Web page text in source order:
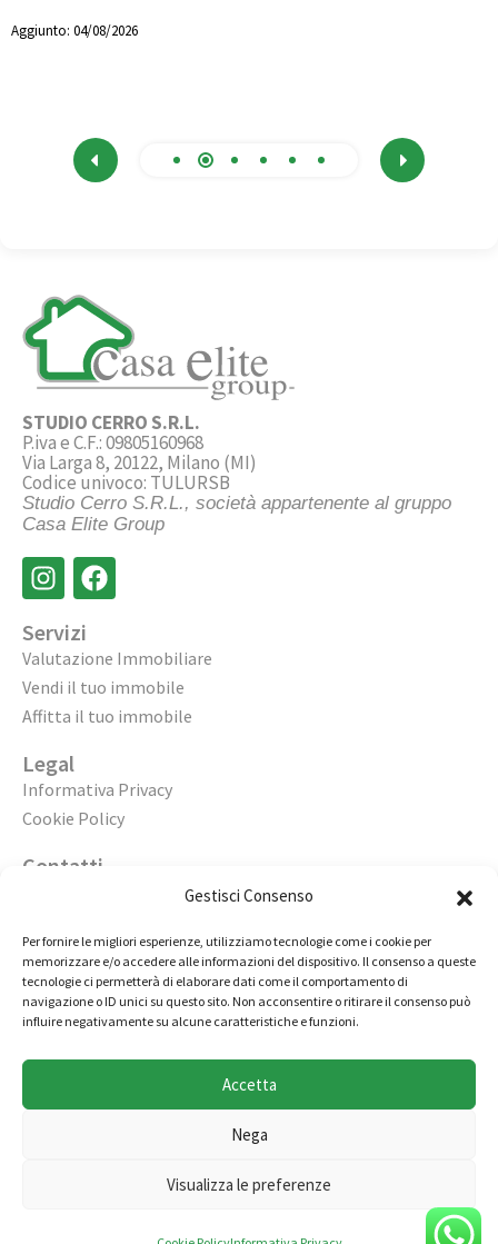
Gestisci Consenso
Per fornire le migliori esperienze, utilizziamo tecnologie come i cookie per
memorizzare e/o accedere alle informazioni del dispositivo. Il consenso a queste
tecnologie ci permetterà di elaborare dati come il comportamento di
navigazione o ID unici su questo sito. Non acconsentire o ritirare il consenso può
influire negativamente su alcune caratteristiche e funzioni.
Accetta
Nega
Visualizza le preferenze
Aggiunto: 04/08/2026
STUDIO CERRO S.R.L.
P.iva e C.F.: 09805160968
Via Larga 8, 20122, Milano (MI)
Codice univoco: TULURSB
Studio Cerro S.R.L., società appartenente al gruppo
Casa Elite Group
Servizi
Valutazione Immobiliare
Vendi il tuo immobile
Affitta il tuo immobile
Legal
Informativa Privacy
Cookie Policy
Contatti
02 98236472
info@immobiliarecasaelite.it
Copyright © by Millertech S.r.l., società appartenente al
gruppo Miller Group - Tutti i diritti riservati